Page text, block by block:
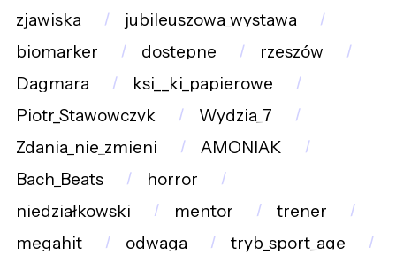
zjawiska
jubileuszowa_wystawa
biomarker
dostepne
rzeszów
Dagmara
ksi__ki_papierowe
Piotr_Stawowczyk
Wydzia_7
Zdania_nie_zmieni
AMONIAK
Bach_Beats
horror
niedziałkowski
mentor
trener
megahit
odwaga
tryb_sport_age